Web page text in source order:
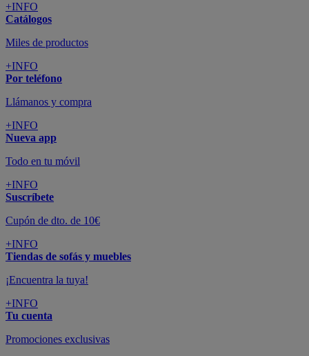
+INFO
Catálogos
Miles de productos
+INFO
Por teléfono
Llámanos y compra
+INFO
Nueva app
Todo en tu móvil
+INFO
Suscríbete
Cupón de dto. de 10€
+INFO
Tiendas de sofás y muebles
¡Encuentra la tuya!
+INFO
Tu cuenta
Promociones exclusivas